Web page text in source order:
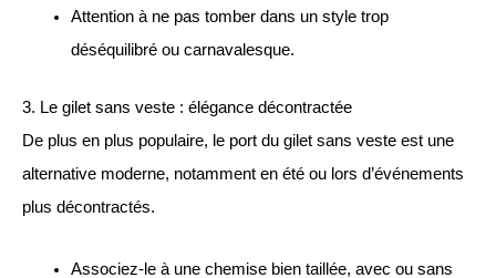
Attention à ne pas tomber dans un style trop
déséquilibré ou carnavalesque.
3. Le gilet sans veste : élégance décontractée
De plus en plus populaire, le port du gilet sans veste est une
alternative moderne, notamment en été ou lors d’événements
plus décontractés.
Associez-le à une chemise bien taillée, avec ou sans